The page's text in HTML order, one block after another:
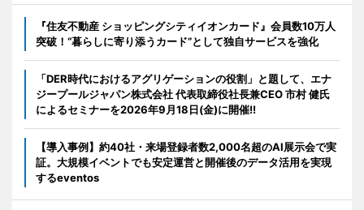
『住友不動産 ショッピングシティイオンカード』会員数10万人
突破！“暮らしに寄り添うカード”として独自サービスを強化
「DER時代におけるアグリゲーションの役割」と題して、エナ
ジープールジャパン株式会社 代表取締役社長兼CEO 市村 健氏
によるセミナーを2026年9月18日(金)に開催!!
【導入事例】約40社・来場登録者数2,000名超のAI展示会で実
証。大規模イベントでも安定運営と開催後のデータ活用を実現
するeventos